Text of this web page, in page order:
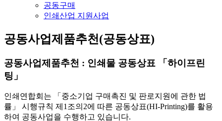
공동구매
인쇄산업 지원사업
공동사업제품추천(공동상표)
공동사업제품추천 : 인쇄물 공동상표 「하이프린
팅」
인쇄연합회는 「중소기업 구매촉진 및 판로지원에 관한 법
률」 시행규칙 제1조의2에 따른 공동상표(HI-Printing)를 활용
하여 공동사업을 수행하고 있습니다.